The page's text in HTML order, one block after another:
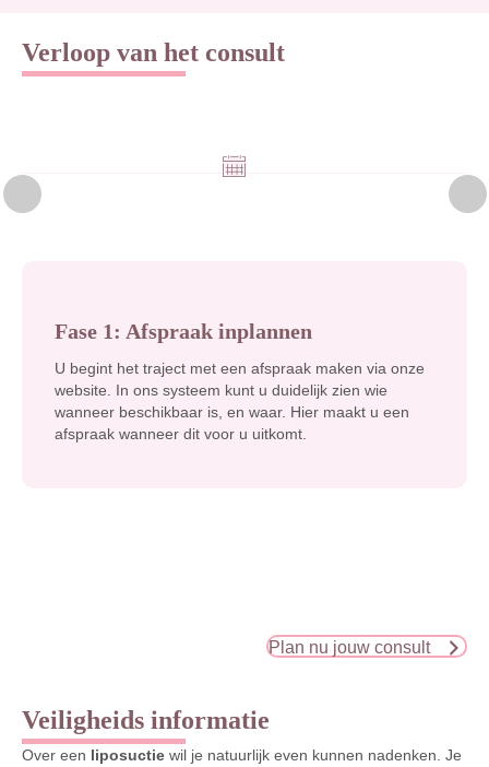
Verloop van het consult
Fase 1: Afspraak inplannen
U begint het traject met een afspraak maken via onze
website. In ons systeem kunt u duidelijk zien wie
wanneer beschikbaar is, en waar. Hier maakt u een
afspraak wanneer dit voor u uitkomt.
Plan nu jouw consult
Veiligheids informatie
Over een liposuctie wil je natuurlijk even kunnen nadenken. Je